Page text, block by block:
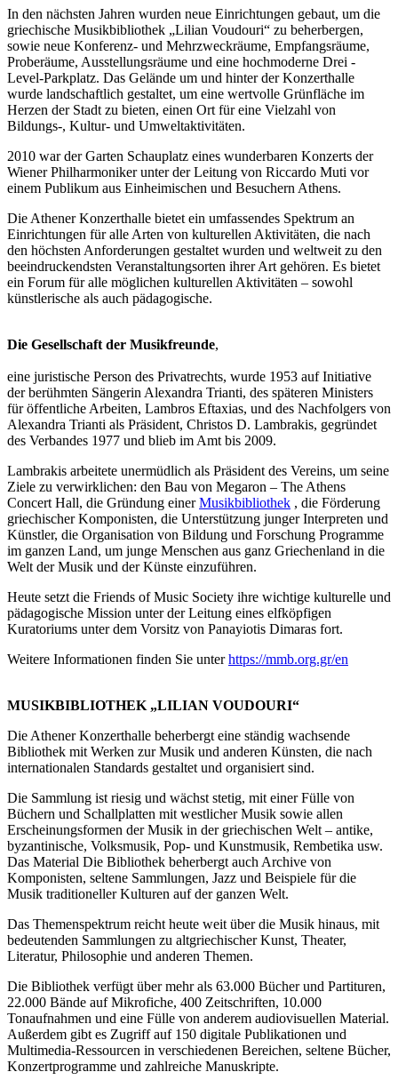
In den nächsten Jahren wurden neue Einrichtungen gebaut, um die
griechische Musikbibliothek „Lilian Voudouri“ zu beherbergen,
sowie neue Konferenz- und Mehrzweckräume, Empfangsräume,
Proberäume, Ausstellungsräume und eine hochmoderne Drei -
Level-Parkplatz. Das Gelände um und hinter der Konzerthalle
wurde landschaftlich gestaltet, um eine wertvolle Grünfläche im
Herzen der Stadt zu bieten, einen Ort für eine Vielzahl von
Bildungs-, Kultur- und Umweltaktivitäten.
2010 war der Garten Schauplatz eines wunderbaren Konzerts der
Wiener Philharmoniker unter der Leitung von Riccardo Muti vor
einem Publikum aus Einheimischen und Besuchern Athens.
Die Athener Konzerthalle bietet ein umfassendes Spektrum an
Einrichtungen für alle Arten von kulturellen Aktivitäten, die nach
den höchsten Anforderungen gestaltet wurden und weltweit zu den
beeindruckendsten Veranstaltungsorten ihrer Art gehören. Es bietet
ein Forum für alle möglichen kulturellen Aktivitäten – sowohl
künstlerische als auch pädagogische.
Die Gesellschaft der Musikfreunde,
eine juristische Person des Privatrechts, wurde 1953 auf Initiative
der berühmten Sängerin Alexandra Trianti, des späteren Ministers
für öffentliche Arbeiten, Lambros Eftaxias, und des Nachfolgers von
Alexandra Trianti als Präsident, Christos D. Lambrakis, gegründet
des Verbandes 1977 und blieb im Amt bis 2009.
Lambrakis arbeitete unermüdlich als Präsident des Vereins, um seine
Ziele zu verwirklichen: den Bau von Megaron – The Athens
Concert Hall, die Gründung einerMusikbibliothek , die Förderung
griechischer Komponisten, die Unterstützung junger Interpreten und
Künstler, die Organisation von Bildung und Forschung Programme
im ganzen Land, um junge Menschen aus ganz Griechenland in die
Welt der Musik und der Künste einzuführen.
Heute setzt die Friends of Music Society ihre wichtige kulturelle und
pädagogische Mission unter der Leitung eines elfköpfigen
Kuratoriums unter dem Vorsitz von Panayiotis Dimaras fort.
Weitere Informationen finden Sie unterhttps://mmb.org.gr/en
MUSIKBIBLIOTHEK „LILIAN VOUDOURI“
Die Athener Konzerthalle beherbergt eine ständig wachsende
Bibliothek mit Werken zur Musik und anderen Künsten, die nach
internationalen Standards gestaltet und organisiert sind.
Die Sammlung ist riesig und wächst stetig, mit einer Fülle von
Büchern und Schallplatten mit westlicher Musik sowie allen
Erscheinungsformen der Musik in der griechischen Welt – antike,
byzantinische, Volksmusik, Pop- und Kunstmusik, Rembetika usw.
Das Material Die Bibliothek beherbergt auch Archive von
Komponisten, seltene Sammlungen, Jazz und Beispiele für die
Musik traditioneller Kulturen auf der ganzen Welt.
Das Themenspektrum reicht heute weit über die Musik hinaus, mit
bedeutenden Sammlungen zu altgriechischer Kunst, Theater,
Literatur, Philosophie und anderen Themen.
Die Bibliothek verfügt über mehr als 63.000 Bücher und Partituren,
22.000 Bände auf Mikrofiche, 400 Zeitschriften, 10.000
Tonaufnahmen und eine Fülle von anderem audiovisuellen Material.
Außerdem gibt es Zugriff auf 150 digitale Publikationen und
Multimedia-Ressourcen in verschiedenen Bereichen, seltene Bücher,
Konzertprogramme und zahlreiche Manuskripte.